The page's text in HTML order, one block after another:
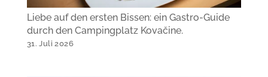
Liebe auf den ersten Bissen: ein Gastro-Guide
durch den Campingplatz Kovačine.
31. Juli 2026